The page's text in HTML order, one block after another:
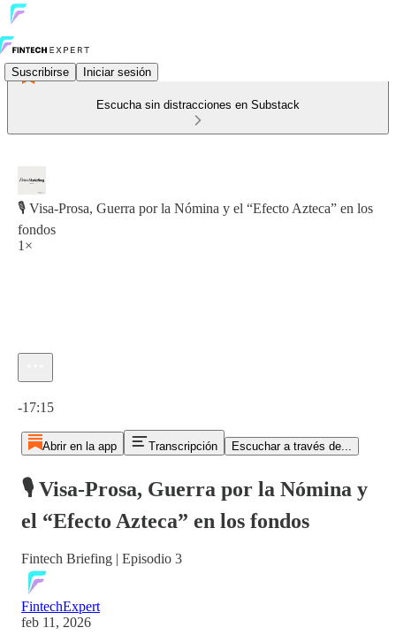
Suscribirse Iniciar sesión
Escucha sin distracciones en Substack
🎙️ Visa-Prosa, Guerra por la Nómina y el “Efecto Azteca” en los
fondos
1×
-17:15
Abrir en la app Transcripción Escuchar a través de...
🎙️ Visa-Prosa, Guerra por la Nómina y
el “Efecto Azteca” en los fondos
Fintech Briefing | Episodio 3
FintechExpert
feb 11, 2026